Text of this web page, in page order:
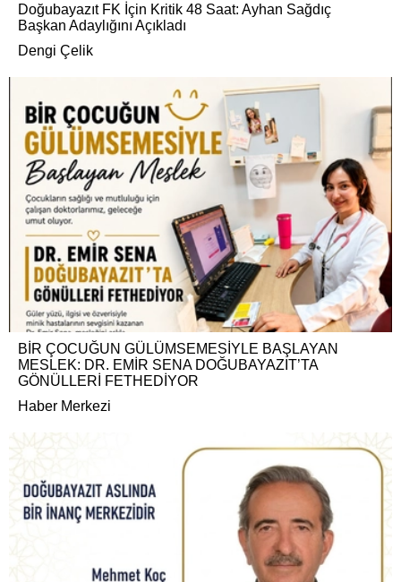
Doğubayazıt FK İçin Kritik 48 Saat: Ayhan Sağdıç
Başkan Adaylığını Açıkladı
Dengi Çelik
BİR ÇOCUĞUN GÜLÜMSEMESİYLE BAŞLAYAN
MESLEK: DR. EMİR SENA DOĞUBAYAZIT’TA
GÖNÜLLERİ FETHEDİYOR
Haber Merkezi